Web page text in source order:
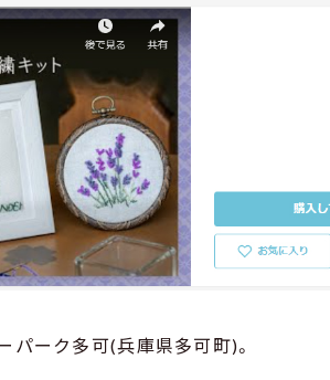
パーク多可(兵庫県多可町)。